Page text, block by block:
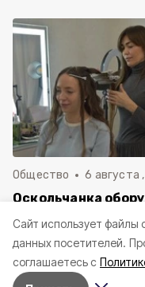
Cайт использует файлы
данных посетителей.
соглашаетесь с
Общество 6 августа
Оскольчанка
благодаря